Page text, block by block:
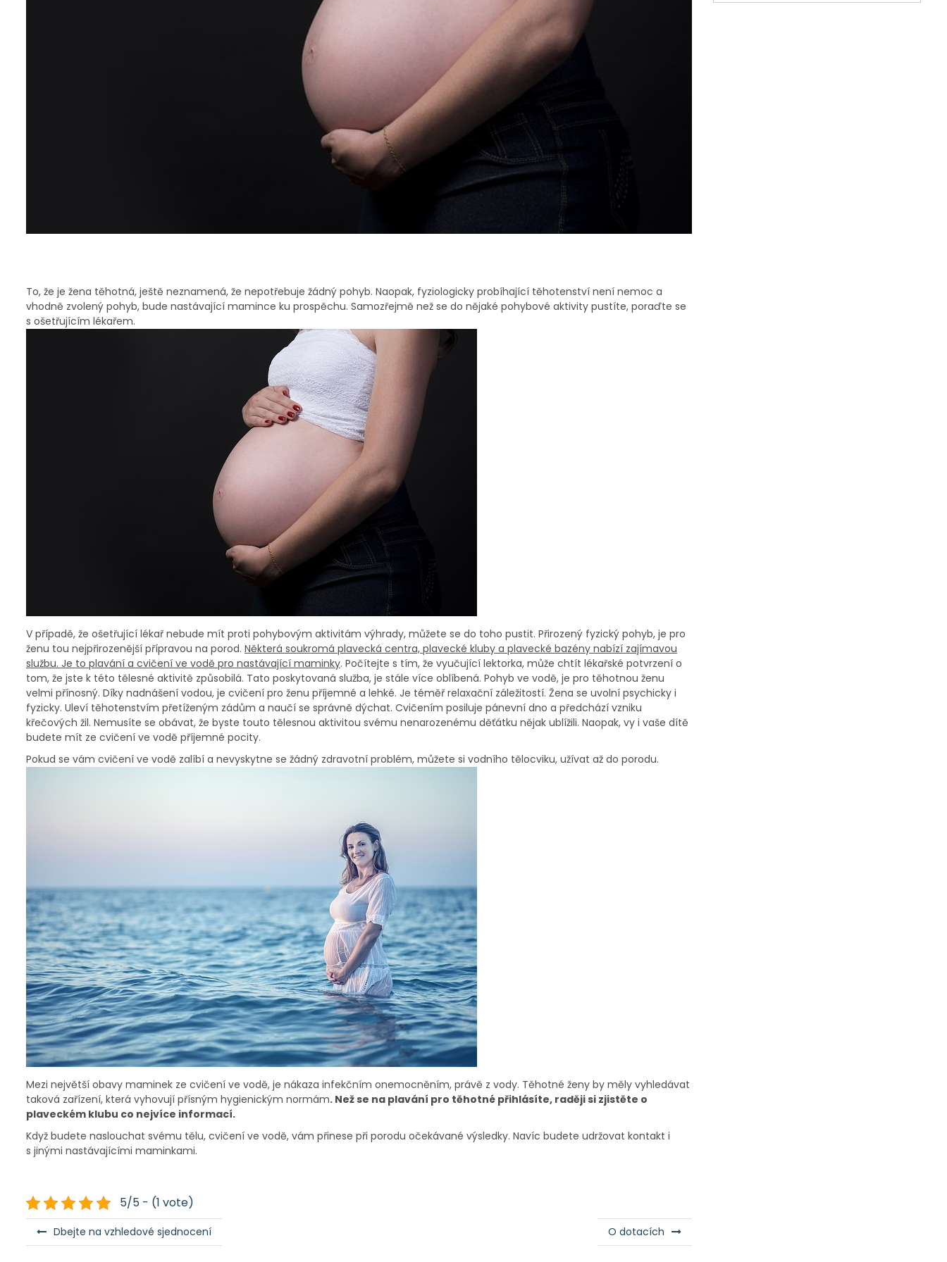
To, že je žena těhotná, ještě neznamená, že nepotřebuje žádný pohyb. Naopak, fyziologicky probíhající těhotenství není nemoc a
vhodně zvolený pohyb, bude nastávající mamince ku prospěchu. Samozřejmě než se do nějaké pohybové aktivity pustíte, poraďte se
s ošetřujícím lékařem.
V případě, že ošetřující lékař nebude mít proti pohybovým aktivitám výhrady, můžete se do toho pustit. Přirozený fyzický pohyb, je pro
ženu tou nejpřirozenější přípravou na porod. Některá soukromá plavecká centra, plavecké kluby a plavecké bazény nabízí zajímavou
službu. Je to plavání a cvičení ve vodě pro nastávající maminky. Počítejte s tím, že vyučující lektorka, může chtít lékařské potvrzení o
tom, že jste k této tělesné aktivitě způsobilá. Tato poskytovaná služba, je stále více oblíbená. Pohyb ve vodě, je pro těhotnou ženu
velmi přínosný. Díky nadnášení vodou, je cvičení pro ženu příjemné a lehké. Je téměř relaxační záležitostí. Žena se uvolní psychicky i
fyzicky. Uleví těhotenstvím přetíženým zádům a naučí se správně dýchat. Cvičením posiluje pánevní dno a předchází vzniku
křečových žil. Nemusíte se obávat, že byste touto tělesnou aktivitou svému nenarozenému děťátku nějak ublížili. Naopak, vy i vaše dítě
budete mít ze cvičení ve vodě příjemné pocity.
Pokud se vám cvičení ve vodě zalíbí a nevyskytne se žádný zdravotní problém, můžete si vodního tělocviku, užívat až do porodu.
Mezi největší obavy maminek ze cvičení ve vodě, je nákaza infekčním onemocněním, právě z vody. Těhotné ženy by měly vyhledávat
taková zařízení, která vyhovují přísným hygienickým normám. Než se na plavání pro těhotné přihlásíte, raději si zjistěte o
plaveckém klubu co nejvíce informací.
Když budete naslouchat svému tělu, cvičení ve vodě, vám přinese při porodu očekávané výsledky. Navíc budete udržovat kontakt i
s jinými nastávajícími maminkami.
5/5 - (1 vote)
a
Dbejte na vzhledové sjednocení O dotacích